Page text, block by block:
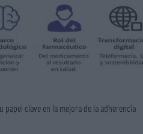
clave en la mejora de la adherencia